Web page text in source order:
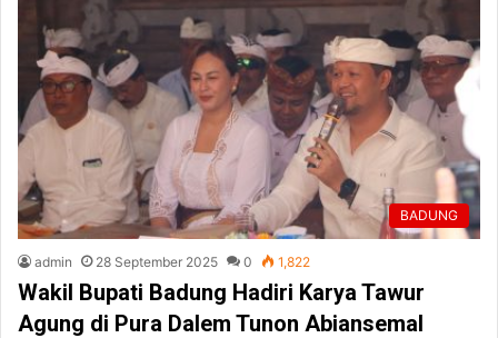
BADUNG
admin 28 September 2025 0 1,822
Wakil Bupati Badung Hadiri Karya Tawur
Agung di Pura Dalem Tunon Abiansemal